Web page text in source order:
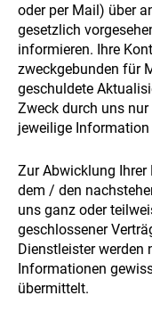
oder per Mail) über
gesetzlich
informieren. Ihre
zweckgebunden für
geschuldete
Zweck durch uns
jeweilige
Zur Abwicklung
dem / den
uns ganz oder
geschlossener
Dienstleister werden
Informationen
übermittelt.